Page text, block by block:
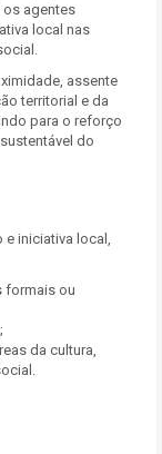
agentes
local nas
assente
territorial e da
para o reforço
do
iniciativa local,
formais ou
da cultura,